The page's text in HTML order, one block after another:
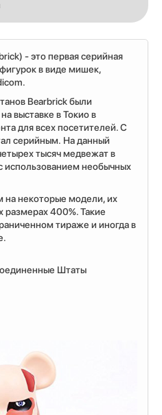
- это первая серийная
в виде мишек,
Bearbrick были
выставке в Токио в
для всех посетителей. С
серийным. На данный
тысяч медвежат в
использованием необычных
на некоторые модели, их
размерах 400%. Такие
тираже и иногда в
Штаты